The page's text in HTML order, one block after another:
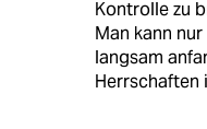
Kontrolle zu
Man kann
langsam
Herrschaften